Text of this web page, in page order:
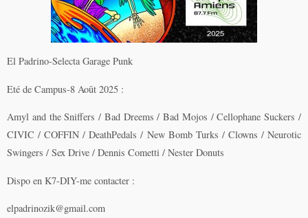
El Padrino-Selecta Garage Punk
Eté de Campus-8 Août 2025 :
Amyl and the Sniffers / Bad Dreems / Bad Mojos / Cellophane Suckers /
CIVIC / COFFIN / DeathPedals / New Bomb Turks / Clowns / Neurotic
Swingers / Sex Drive / Dennis Cometti / Nester Donuts
Dispo en K7-DIY-me contacter :
elpadrinozik@gmail.com